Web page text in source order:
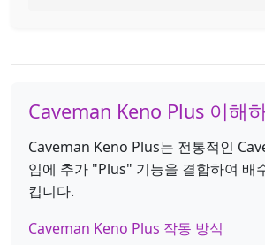
Caveman Keno Plus 이해
Caveman Keno Plus는 전통적인
임에 추가 "Plus" 기능을 결합하여 배
킵니다.
Caveman Keno Plus 작동 방식